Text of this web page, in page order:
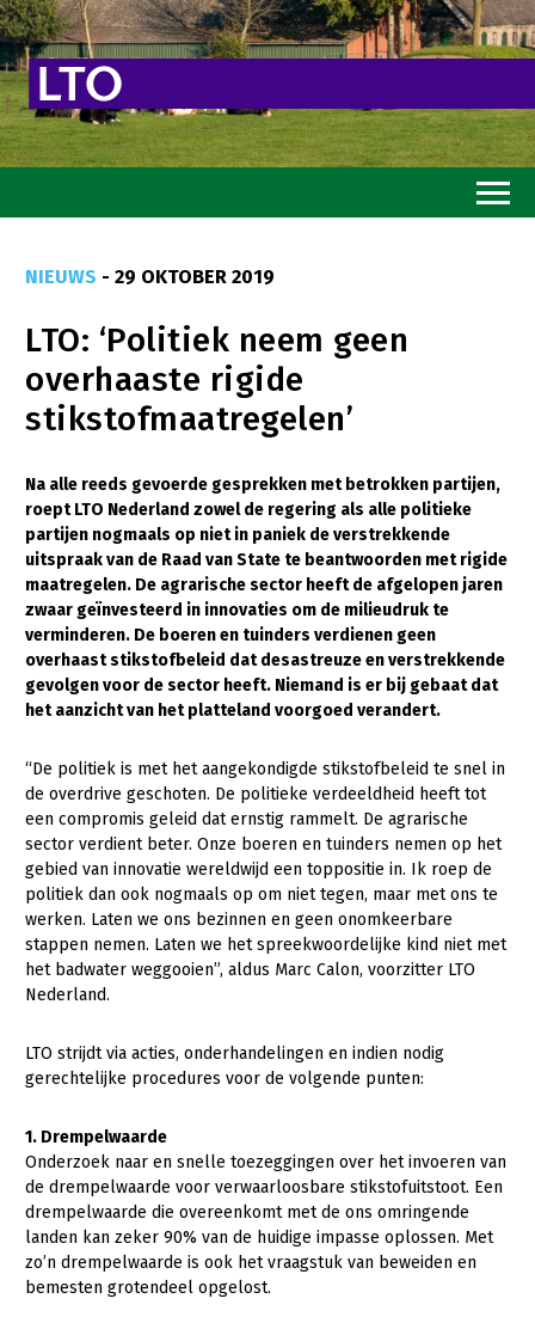
Goed eten
Mooi groen
Sterk ondernemerschap
Transitiepaden
Thema’s
Gezonde planten
Gezonde dieren
Natuur, klimaat en energie
Bodem en water
Mens, ondernemerschap en onderwijs
Internationaal
Sectoren
Biologische Landbouw
Kalverhouderij
Melkveehouderij
Paardenhouderij
Pluimveehouderij
Schapenhouderij
Plant
Biologische Landbouw
Bomen, vaste planten en zomerbloemen
Fruitteelt
Glastuinbouw
Paddenstoelen
Multifunctioneel
Onderwerpen
Nieuws
Nieuwsabonnement
Webinars
Over LTO
NIEUWS - 29 OKTOBER 2019
LTO: ‘Politiek neem geen
overhaaste rigide
stikstofmaatregelen’
Na alle reeds gevoerde gesprekken met betrokken partijen,
roept LTO Nederland zowel de regering als alle politieke
partijen nogmaals op niet in paniek de verstrekkende
uitspraak van de Raad van State te beantwoorden met rigide
maatregelen. De agrarische sector heeft de afgelopen jaren
zwaar geïnvesteerd in innovaties om de milieudruk te
verminderen. De boeren en tuinders verdienen geen
overhaast stikstofbeleid dat desastreuze en verstrekkende
gevolgen voor de sector heeft. Niemand is er bij gebaat dat
het aanzicht van het platteland voorgoed verandert.
“De politiek is met het aangekondigde stikstofbeleid te snel in
de overdrive geschoten. De politieke verdeeldheid heeft tot
een compromis geleid dat ernstig rammelt. De agrarische
sector verdient beter. Onze boeren en tuinders nemen op het
gebied van innovatie wereldwijd een toppositie in. Ik roep de
politiek dan ook nogmaals op om niet tegen, maar met ons te
werken. Laten we ons bezinnen en geen onomkeerbare
stappen nemen. Laten we het spreekwoordelijke kind niet met
het badwater weggooien”, aldus Marc Calon, voorzitter LTO
Nederland.
LTO strijdt via acties, onderhandelingen en indien nodig
gerechtelijke procedures voor de volgende punten:
1. Drempelwaarde
Onderzoek naar en snelle toezeggingen over het invoeren van
de drempelwaarde voor verwaarloosbare stikstofuitstoot. Een
drempelwaarde die overeenkomt met de ons omringende
landen kan zeker 90% van de huidige impasse oplossen. Met
zo’n drempelwaarde is ook het vraagstuk van beweiden en
bemesten grotendeel opgelost.